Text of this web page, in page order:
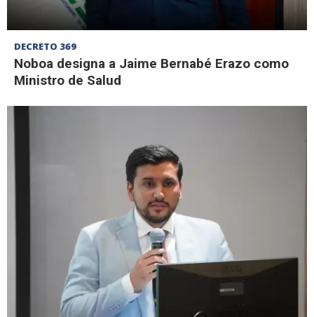
DECRETO 369
Noboa designa a Jaime Bernabé Erazo como
Ministro de Salud